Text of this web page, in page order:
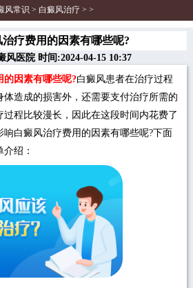
风常识 > 白癜风治疗 > >
疗费用的因素有哪些呢?
风医院 时间:2024-04-15 10:37
因素有哪些呢?白癜风患者在治疗过程
造成的损害外，还需要支付治疗所需的
过程比较漫长，因此在这段时间内花费了
白癜风治疗费用的因素有哪些呢?下面
介绍：